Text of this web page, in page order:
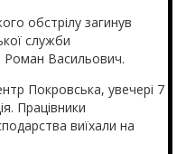
обстрілу загинув
служби
Роман Васильович.
Покровська, увечері 7
Працівники
виїхали на